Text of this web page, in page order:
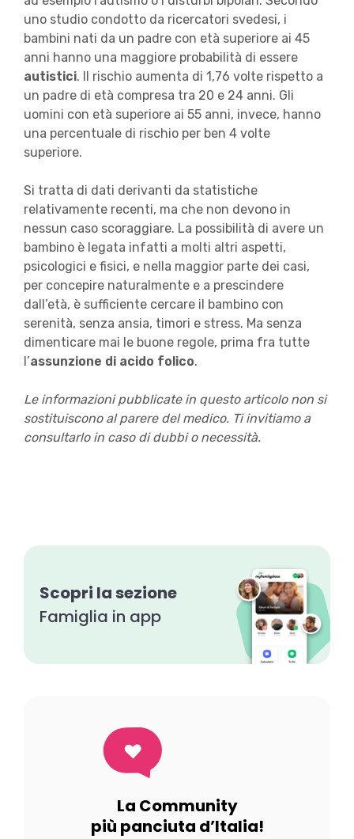
uno studio condotto da ricercatori svedesi, i
bambini nati da un padre con età superiore ai 45
anni hanno una maggiore probabilità di essere
autistici. Il rischio aumenta di 1,76 volte rispetto a
un padre di età compresa tra 20 e 24 anni. Gli
uomini con età superiore ai 55 anni, invece, hanno
una percentuale di rischio per ben 4 volte
superiore.
Si tratta di dati derivanti da statistiche
relativamente recenti, ma che non devono in
nessun caso scoraggiare. La possibilità di avere un
bambino è legata infatti a molti altri aspetti,
psicologici e fisici, e nella maggior parte dei casi,
per concepire naturalmente e a prescindere
dall’età, è sufficiente cercare il bambino con
serenità, senza ansia, timori e stress. Ma senza
dimenticare mai le buone regole, prima fra tutte
l’assunzione di acido folico.
Le informazioni pubblicate in questo articolo non si
sostituiscono al parere del medico. Ti invitiamo a
consultarlo in caso di dubbi o necessità.
Scopri la sezione
Famiglia in app
La Community
più panciuta d’Italia!